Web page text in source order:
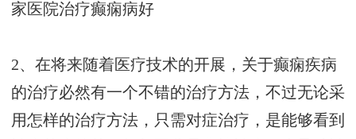
家医院治疗癫痫病好
2、在将来随着医疗技术的开展，关于癫痫疾病
的治疗必然有一个不错的治疗方法，不过无论采
用怎样的治疗方法，只需对症治疗，是能够看到